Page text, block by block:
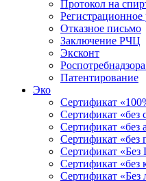
Протокол на
Регистрационное
Отказное письмо
Заключение РЧЦ
Эксконт
Патентирование
Эко
Сертификат
Сертификат «без
Сертификат «без
Сертификат «без
Сертификат
Сертификат «без
Сертификат «Без